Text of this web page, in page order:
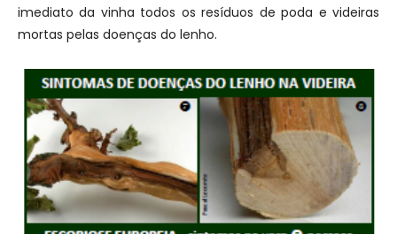
imediato da vinha todos os resíduos de poda e videiras
mortas pelas doenças do lenho.